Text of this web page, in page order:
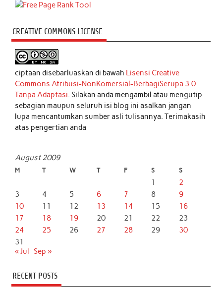
CREATIVE COMMONS LICENSE
ciptaan disebarluaskan di bawah Lisensi Creative
Commons Atribusi-NonKomersial-BerbagiSerupa 3.0
Tanpa Adaptasi. Silakan anda mengambil atau mengutip
sebagian maupun seluruh isi blog ini asalkan jangan
lupa mencantumkan sumber asli tulisannya. Terimakasih
atas pengertian anda
August 2009
M T W T F S S
1
2
3
4 5 6 7 8
9
10
11 12 13 14 15
16
17
18 19 20 21 22
23
24
25 26 27 28 29
30
31
« Jul Sep »
RECENT POSTS